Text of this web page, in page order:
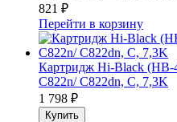
821 ₽
Перейти в корзину
Картридж Hi-Black (HB-
C822n/ C822dn, C, 7,3K
1 798 ₽